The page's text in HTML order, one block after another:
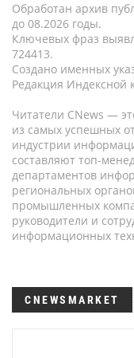
Обработан архив
до 08.2026 годы.
Ключевых фраз
724413.
Создано именных
Редакция Индексной
Читатели CNews —
из самых успешных
индустрии
составляют топ-
департаментов
региональных
промышленных
руководители и
информационных
CNEWSMARKET